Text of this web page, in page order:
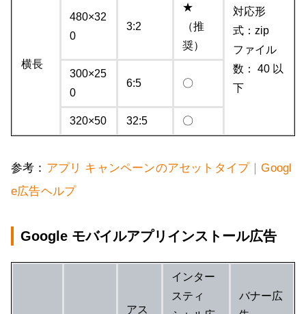
対応形
式：zip
ファイル
数： 40 以
下
横長
480×32
0
3:2
★
（推
奨）
300×25
0
6:5 〇
320×50 32:5 〇
参考： アプリ キャンペーンのアセットタイプ｜Googl
e広告ヘルプ
Google モバイルアプリインストール広告
アス
インター
スティ
バナー広